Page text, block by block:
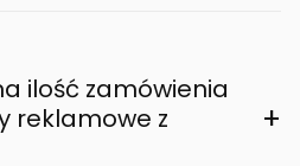
ilość zamówienia
reklamowe z
+